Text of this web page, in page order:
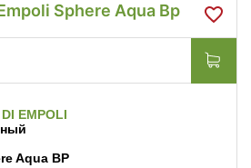
Sphere Aqua Bp
EMPOLI
Aqua BP